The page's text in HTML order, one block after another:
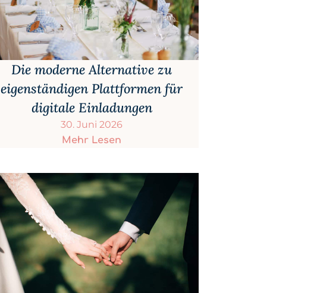
Die moderne Alternative zu
eigenständigen Plattformen für
digitale Einladungen
30. Juni 2026
Mehr Lesen